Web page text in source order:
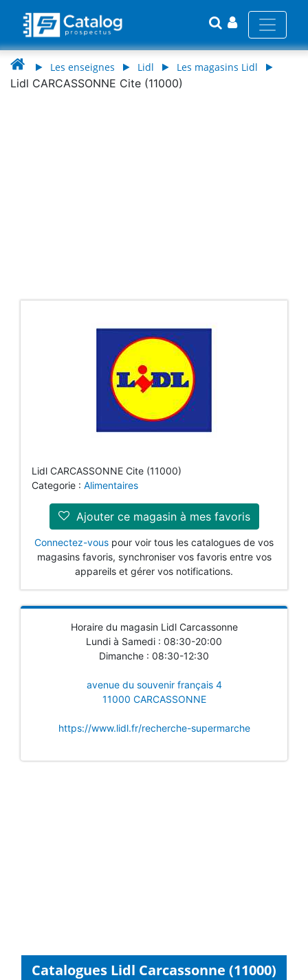
Les enseignes Lidl Les magasins Lidl
Lidl CARCASSONNE Cite (11000)
Lidl CARCASSONNE Cite (11000)
Categorie : Alimentaires
Ajouter ce magasin à mes favoris
Connectez-vous pour voir tous les catalogues de vos
magasins favoris, synchroniser vos favoris entre vos
appareils et gérer vos notifications.
Horaire du magasin Lidl Carcassonne
Lundi à Samedi : 08:30-20:00
Dimanche : 08:30-12:30
avenue du souvenir français 4
11000 CARCASSONNE
https://www.lidl.fr/recherche-supermarche
Catalogues Lidl Carcassonne (11000)